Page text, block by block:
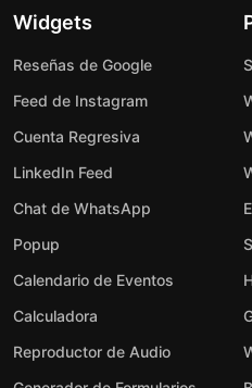
Widgets
Reseñas de Google
Feed de Instagram
Cuenta Regresiva
LinkedIn Feed
Chat de WhatsApp
Popup
Calendario de Eventos
Calculadora
Reproductor de Audio